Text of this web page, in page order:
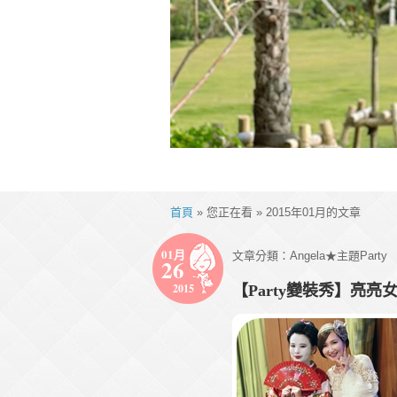
首頁 » 您正在看 » 2015年01月的文章
01月
26
2015
文章分類： Angela★主題Party
【Party變裝秀】亮亮